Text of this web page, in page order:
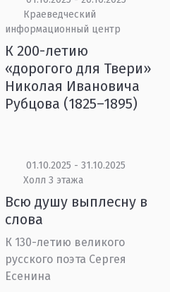
Краеведческий
информационный центр
К 200-летию
«дорогого для Твери»
Николая Ивановича
Рубцова (1825–1895)
01.10.2025 - 31.10.2025
Холл 3 этажа
Всю душу выплесну в
слова
К 130-летию великого
русского поэта Сергея
Есенина